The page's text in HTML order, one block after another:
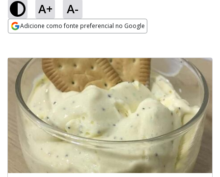
A+ A-
Adicione como fonte preferencial no Google